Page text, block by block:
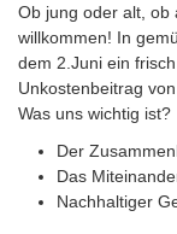
Ob jung oder alt, ob
willkommen! In
dem 2.Juni ein
Unkostenbeitrag
Was uns wichtig ist?
Der
Das
Nachhaltiger